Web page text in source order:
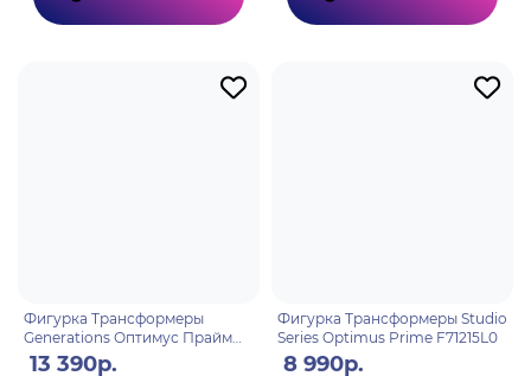
Фигурка Трансформеры
Generations Оптимус Прайм
Volvo VNR 300
13 390р.
Фигурка Трансформеры Studio
Series Optimus Prime F71215L0
8 990р.